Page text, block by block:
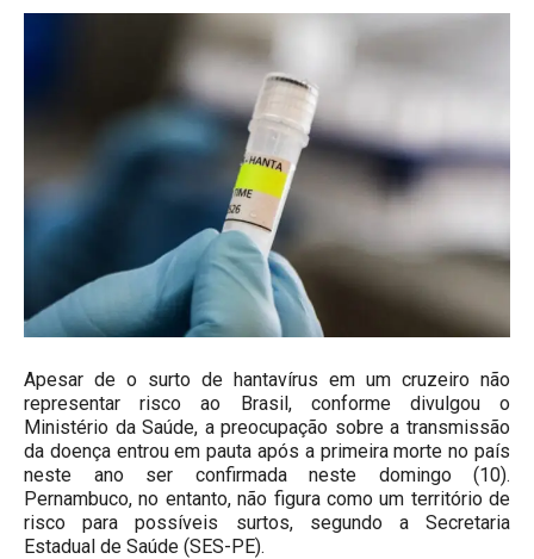
Apesar de o surto de hantavírus em um cruzeiro não
representar risco ao Brasil, conforme divulgou o
Ministério da Saúde, a preocupação sobre a transmissão
da doença entrou em pauta após a primeira morte no país
neste ano ser confirmada neste domingo (10).
Pernambuco, no entanto, não figura como um território de
risco para possíveis surtos, segundo a Secretaria
Estadual de Saúde (SES-PE).